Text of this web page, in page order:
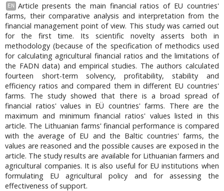
EN
Article presents the main financial ratios of EU countries'
farms, their comparative analysis and interpretation from the
financial management point of view. This study was carried out
for the first time. Its scientific novelty asserts both in
methodology (because of the specification of methodics used
for calculating agricultural financial ratios and the limitations of
the FADN data) and empirical studies. The authors calculated
fourteen short-term solvency, profitability, stability and
efficiency ratios and compared them in different EU countries'
farms. The study showed that there is a broad spread of
financial ratios' values in EÜ countries' farms. There are the
maximum and minimum financial ratios' values listed in this
article. The Lithuanian farms' financial performance is compared
with the average of EU and the Baltic countries' farms, the
values are reasoned and the possible causes are exposed in the
article. The study results are available for Lithuanian farmers and
agricultural companies. It is also useful for EU institutions when
formulating EU agricultural policy and for assessing the
effectiveness of support.